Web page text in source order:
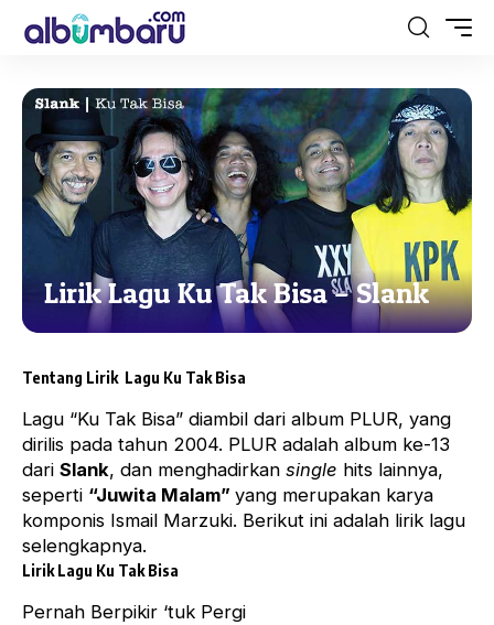
Lirik Lagu Ku Tak Bisa – Slank
Tentang Lirik Lagu Ku Tak Bisa
Lagu “Ku Tak Bisa” diambil dari album PLUR, yang
dirilis pada tahun 2004. PLUR adalah album ke-13
dari Slank, dan menghadirkan single hits lainnya,
seperti “Juwita Malam” yang merupakan karya
komponis Ismail Marzuki. Berikut ini adalah lirik lagu
selengkapnya.
Lirik Lagu Ku Tak Bisa
Pernah Berpikir ‘tuk Pergi